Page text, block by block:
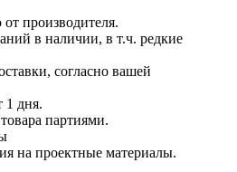
производителя.
в наличии, в т.ч. редкие
согласно вашей
1 дня.
партиями.
на проектные материалы.